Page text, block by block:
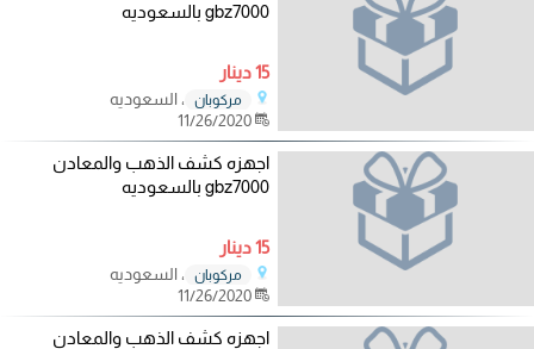
gbz7000 بالسعوديه
15 دينار
مركوبان
، السعوديه
11/26/2020
اجهزه كشف الذهب والمعادن
gbz7000 بالسعوديه
15 دينار
مركوبان
، السعوديه
11/26/2020
اجهزه كشف الذهب والمعادن